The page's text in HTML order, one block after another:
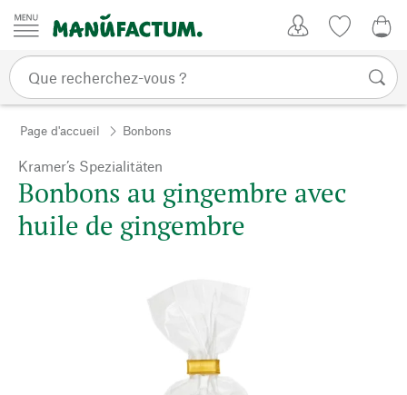
Passer au contenu
Page d'accueil Bonbons
Kramer’s Spezialitäten
Bonbons au gingembre avec
huile de gingembre